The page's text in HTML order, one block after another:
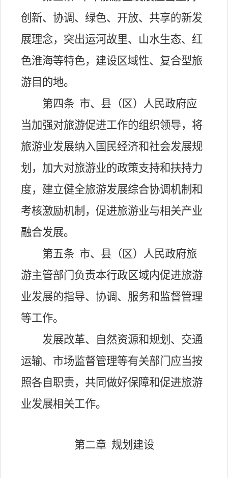
创新、协调、绿色、开放、共享的新发
展理念，突出运河故里、山水生态、红
色淮海等特色，建设区域性、复合型旅
游目的地。
第四条 市、县（区）人民政府应
当加强对旅游促进工作的组织领导，将
旅游业发展纳入国民经济和社会发展规
划，加大对旅游业的政策支持和扶持力
度，建立健全旅游发展综合协调机制和
考核激励机制，促进旅游业与相关产业
融合发展。
第五条 市、县（区）人民政府旅
游主管部门负责本行政区域内促进旅游
业发展的指导、协调、服务和监督管理
等工作。
发展改革、自然资源和规划、交通
运输、市场监督管理等有关部门应当按
照各自职责，共同做好保障和促进旅游
业发展相关工作。
第二章 规划建设